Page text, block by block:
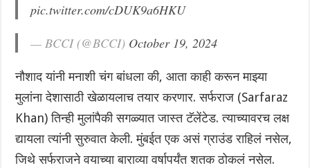
pic.twitter.com/cDUK9a6HKU
— BCCI (@BCCI) October 19, 2024
नौशाद यांनी मनाशी चंग बांधला की, आता काही करून माझ्या
मुलांना देशासाठी खेळायलाच तयार करणार. सर्फराज (Sarfaraz
Khan) तिन्ही मुलांपैकी सगळ्यात जास्त टॅलेंटेड. त्याच्यावरच लक्ष
द्यायला त्यांनी सुरुवात केली. मुंबईत एक असं ग्राउंड राहिलं नसेल,
जिथे सर्फराजने वयाच्या बाराव्या वर्षापर्यंत शतक ठोकलं नसेल.